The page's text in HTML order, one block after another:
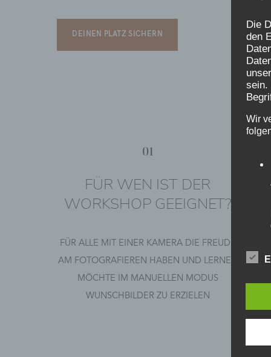
DEINEN PLATZ SICHERN
01
FÜR WEN IST DER
WORKSHOP GEEIGNET?
FÜR ALLE MIT EINER KAMERA DIE FREUDE
AM FOTOGRAFIEREN HABEN UND LERNEN
MÖCHTE IM MANUELLEN MODUS
WUNSCHBILDER ZU ERZIELEN
Die
den
sein.
Wir